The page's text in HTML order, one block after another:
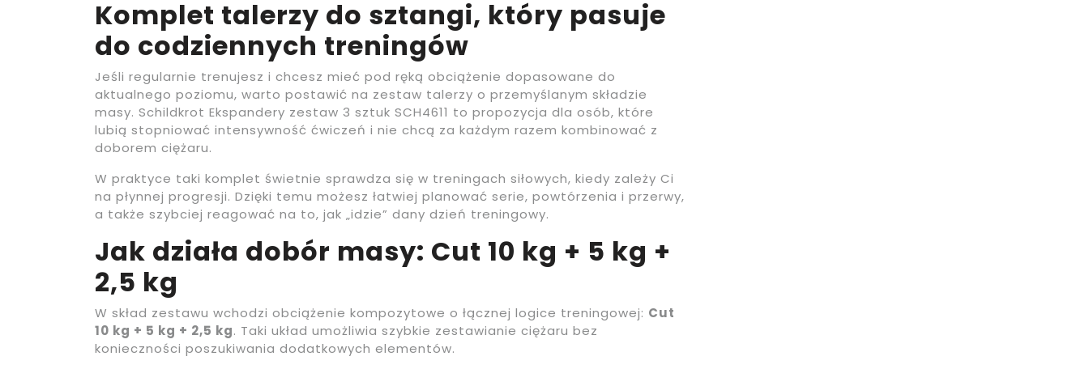
Komplet talerzy do sztangi, który pasuje
do codziennych treningów
Jeśli regularnie trenujesz i chcesz mieć pod ręką obciążenie dopasowane do
aktualnego poziomu, warto postawić na zestaw talerzy o przemyślanym składzie
masy. Schildkrot Ekspandery zestaw 3 sztuk SCH4611 to propozycja dla osób, które
lubią stopniować intensywność ćwiczeń i nie chcą za każdym razem kombinować z
doborem ciężaru.
W praktyce taki komplet świetnie sprawdza się w treningach siłowych, kiedy zależy Ci
na płynnej progresji. Dzięki temu możesz łatwiej planować serie, powtórzenia i przerwy,
a także szybciej reagować na to, jak „idzie” dany dzień treningowy.
Jak działa dobór masy: Cut 10 kg + 5 kg +
2,5 kg
W skład zestawu wchodzi obciążenie kompozytowe o łącznej logice treningowej: Cut
10 kg + 5 kg + 2,5 kg. Taki układ umożliwia szybkie zestawianie ciężaru bez
konieczności poszukiwania dodatkowych elementów.